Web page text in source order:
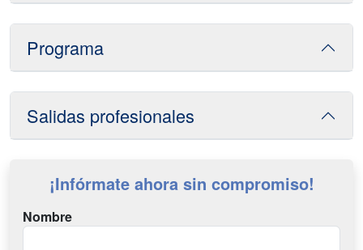
Programa
Salidas profesionales
¡Infórmate ahora sin compromiso!
Nombre